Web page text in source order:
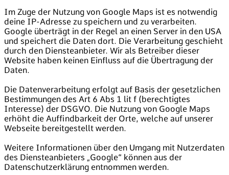
Im Zuge der Nutzung von Google Maps ist es notwendig
deine IP-Adresse zu speichern und zu verarbeiten.
Google überträgt in der Regel an einen Server in den USA
und speichert die Daten dort. Die Verarbeitung geschieht
durch den Diensteanbieter. Wir als Betreiber dieser
Website haben keinen Einfluss auf die Übertragung der
Daten.
Die Datenverarbeitung erfolgt auf Basis der gesetzlichen
Bestimmungen des Art 6 Abs 1 lit f (berechtigtes
Interesse) der DSGVO. Die Nutzung von Google Maps
erhöht die Auffindbarkeit der Orte, welche auf unserer
Webseite bereitgestellt werden.
Weitere Informationen über den Umgang mit Nutzerdaten
des Diensteanbieters „Google“ können aus der
Datenschutzerklärung entnommen werden.